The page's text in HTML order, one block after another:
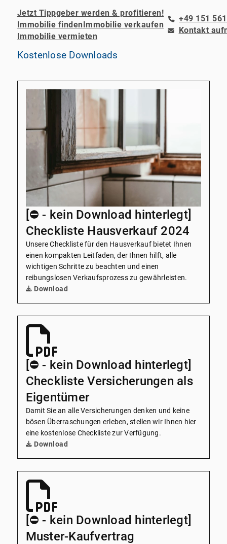
Jetzt Tippgeber werden & profitieren!
Immobilie findenImmobilie verkaufen
Immobilie vermieten
+49 151
Kontakt
Kostenlose Downloads
[⛔️ - kein Download hinterlegt]
Checkliste Hausverkauf 2024
Unsere Checkliste für den Hausverkauf bietet Ihnen
einen kompakten Leitfaden, der Ihnen hilft, alle
wichtigen Schritte zu beachten und einen
reibungslosen Verkaufsprozess zu gewährleisten.
Download
[⛔️ - kein Download hinterlegt]
Checkliste Versicherungen als
Eigentümer
Damit Sie an alle Versicherungen denken und keine
bösen Überraschungen erleben, stellen wir Ihnen hier
eine kostenlose Checkliste zur Verfügung.
Download
[⛔️ - kein Download hinterlegt]
Muster-Kaufvertrag